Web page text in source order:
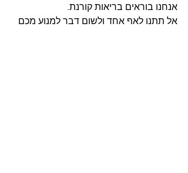
אנחנו בוראים בריאות קורנת.
אל תתנו לאף אחד ולשום דבר למנוע מכם